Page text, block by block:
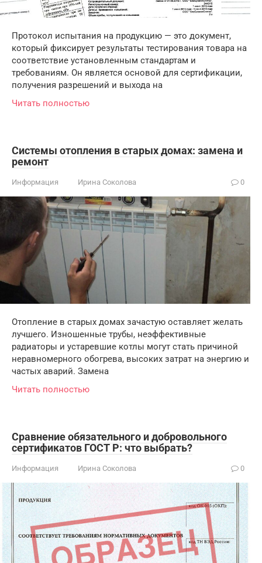
Протокол испытания на продукцию — это документ,
который фиксирует результаты тестирования товара на
соответствие установленным стандартам и
требованиям. Он является основой для сертификации,
получения разрешений и выхода на
Читать полностью
Системы отопления в старых домах: замена и
ремонт
Информация Ирина Соколова 0
Отопление в старых домах зачастую оставляет желать
лучшего. Изношенные трубы, неэффективные
радиаторы и устаревшие котлы могут стать причиной
неравномерного обогрева, высоких затрат на энергию и
частых аварий. Замена
Читать полностью
Сравнение обязательного и добровольного
сертификатов ГОСТ Р: что выбрать?
Информация Ирина Соколова 0